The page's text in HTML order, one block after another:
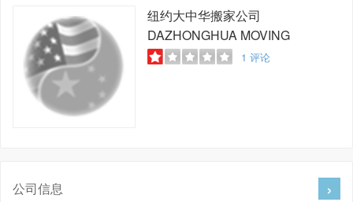
纽约大中华搬家公司
DAZHONGHUA MOVING
1 评论
公司信息